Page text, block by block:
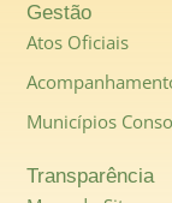
Gestão
Atos Oficiais
Municípios
Transparência